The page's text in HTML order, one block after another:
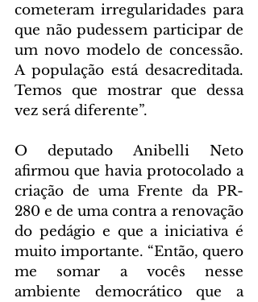
cometeram irregularidades para
que não pudessem participar de
um novo modelo de concessão.
A população está desacreditada.
Temos que mostrar que dessa
vez será diferente”.
O deputado Anibelli Neto
afirmou que havia protocolado a
criação de uma Frente da PR-
280 e de uma contra a renovação
do pedágio e que a iniciativa é
muito importante. “Então, quero
me somar a vocês nesse
ambiente democrático que a